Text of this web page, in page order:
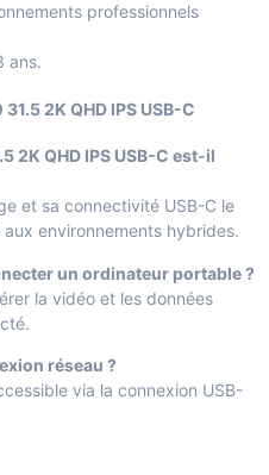
professionnels
ans.
2K QHD IPS USB-C
2K QHD IPS USB-C est-il
et sa connectivité USB-C le
environnements hybrides.
un ordinateur portable ?
la vidéo et les données
réseau ?
via la connexion USB-